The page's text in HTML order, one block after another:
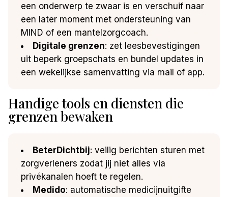
een onderwerp te zwaar is en verschuif naar
een later moment met ondersteuning van
MIND of een mantelzorgcoach.
Digitale grenzen: zet leesbevestigingen
uit beperk groepschats en bundel updates in
een wekelijkse samenvatting via mail of app.
Handige tools en diensten die
grenzen bewaken
BeterDichtbij: veilig berichten sturen met
zorgverleners zodat jij niet alles via
privékanalen hoeft te regelen.
Medido: automatische medicijnuitgifte